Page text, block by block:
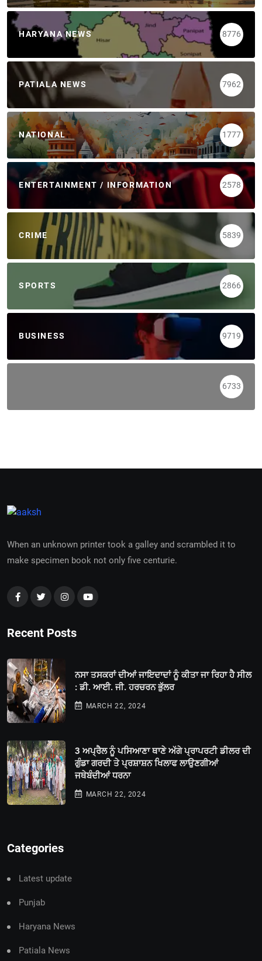
HARYANA NEWS 8776
PATIALA NEWS 7962
NATIONAL 1777
ENTERTAINMENT / INFORMATION 2578
CRIME 5839
SPORTS 2866
BUSINESS 9719
6733
When an unknown printer took a galley and scrambled it to
make specimen book not only five centurie.
Recent Posts
ਨਸਾ ਤਸਕਰਾਂ ਦੀਆਂ ਜਾਇਦਾਦਾਂ ਨੂੰ ਕੀਤਾ ਜਾ ਰਿਹਾ ਹੈ ਸੀਲ
: ਡੀ. ਆਈ. ਜੀ. ਹਰਚਰਨ ਭੁੱਲਰ
MARCH 22, 2024
3 ਅਪ੍ਰੈਲ ਨੂੰ ਪਸਿਆਣਾ ਥਾਣੇ ਅੱਗੇ ਪ੍ਰਾਪਰਟੀ ਡੀਲਰ ਦੀ
ਗੁੰਡਾ ਗਰਦੀ ਤੇ ਪ੍ਰਸ਼ਾਸ਼ਨ ਖਿਲਾਫ ਲਾਉਣਗੀਆਂ
ਜਥੇਬੰਦੀਆਂ ਧਰਨਾ
MARCH 22, 2024
Categories
Latest update
Punjab
Haryana News
Patiala News